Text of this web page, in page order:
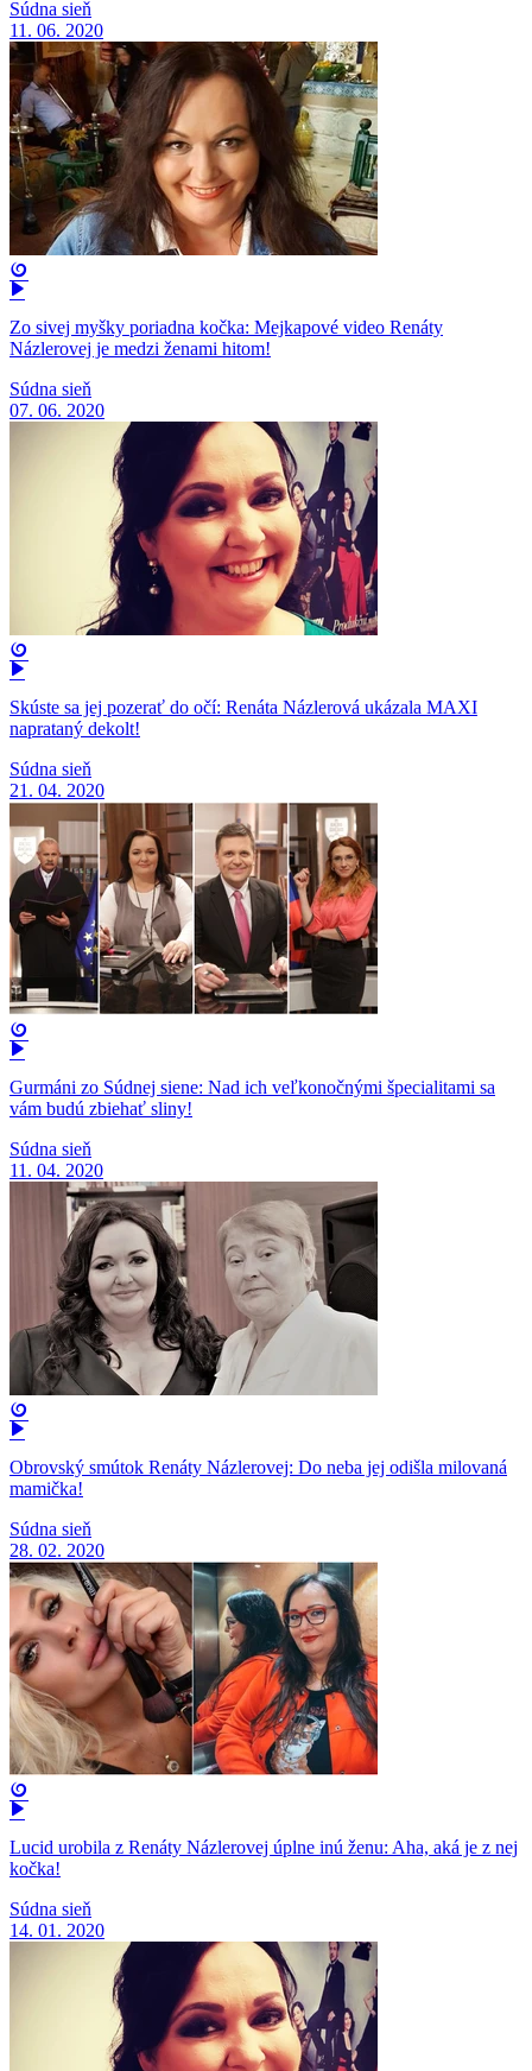
Súdna sieň
11. 06. 2020
Zo sivej myšky poriadna kočka: Mejkapové video Renáty
Názlerovej je medzi ženami hitom!
Súdna sieň
07. 06. 2020
Skúste sa jej pozerať do očí: Renáta Názlerová ukázala MAXI
naprataný dekolt!
Súdna sieň
21. 04. 2020
Gurmáni zo Súdnej siene: Nad ich veľkonočnými špecialitami sa
vám budú zbiehať sliny!
Súdna sieň
11. 04. 2020
Obrovský smútok Renáty Názlerovej: Do neba jej odišla milovaná
mamička!
Súdna sieň
28. 02. 2020
Lucid urobila z Renáty Názlerovej úplne inú ženu: Aha, aká je z nej
kočka!
Súdna sieň
14. 01. 2020